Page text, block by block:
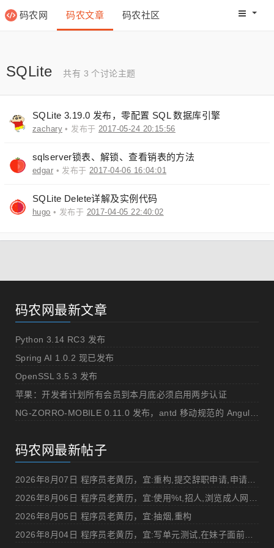
码农网 码农文章 码农社区 码农网
SQLite 共有 3 个讨论主题
SQLite 3.19.0 发布，零配置 SQL 数据库引擎
zachary • 发布于 2017-05-24 20:15:56
sqlserver锁表、解锁、查看销表的方法
edgar • 发布于2017-04-06 16:04:01
SQLite Delete详解及实例代码
hugo • 发布于 2017-04-05 22:40:02
码农网最新文章
Python 3.14 RC3 发布
Spring AI 1.0.2 现已发布
OpenSSL 3.5.3 发布
苹果：开发者计划所有会员到本月底必须启用两步认证
码农网最新帖子
2026年8月05日 程序员老黄历，宜:抽烟,重构